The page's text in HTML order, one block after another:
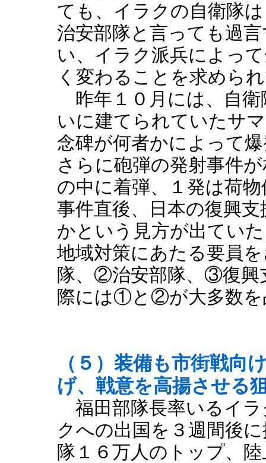
ても、イラクの自衛隊
治安部隊と言っても過
い、イラク派兵によっ
く変わることを求めら
昨年１０月には、自衛
いに建てられていたサ
念碑が何者かによって
さらに砲弾の発射事件
の中に着弾、１発は荷
事件直後、日本の復興
かという見方が出てい
地域対策にあたる要員
隊、②治安部隊、③復興
際には①と②が大多数を
（５）装備も市街戦向
げ、戦意を高揚させる
福田部隊長率いるイラ
クへの出国を３週間後
隊１６万人のトップ、